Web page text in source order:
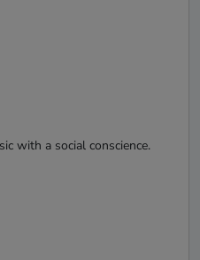
with a social conscience.